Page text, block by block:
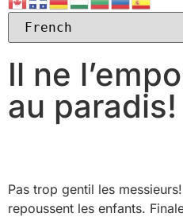
Il ne
au
Pas trop gentil les
repoussent les enfants.